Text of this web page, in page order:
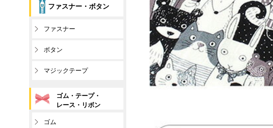
ファスナー・ボタン
ファスナー
ボタン
マジックテープ
ゴム・テープ・
レース・リボン
ゴム